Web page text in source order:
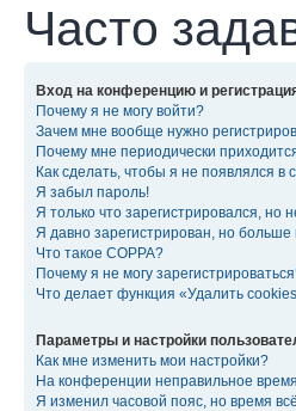
Часто
Вход на конференцию и
Почему я не могу войти?
Зачем мне вообще нужно
Почему мне периодически
Как сделать, чтобы я не появлялся в
Я забыл пароль!
Я только что зарегистрировался, но
Я давно зарегистрирован, но больше
Что такое COPPA?
Почему я не могу
Что делает функция «Удалить
Параметры и настройки
Как мне изменить мои настройки?
На конференции неправильное
Я изменил часовой пояс, но время